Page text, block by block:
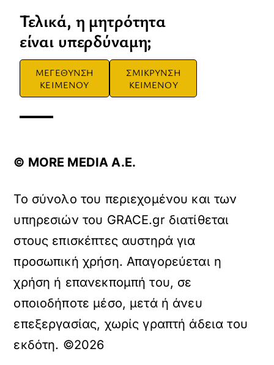
Τελικά, η μητρότητα
είναι υπερδύναμη;
ΜΕΓΕΘΥΝΣΗ
ΚΕΙΜΕΝΟΥ
ΣΜΙΚΡΥΝΣΗ
ΚΕΙΜΕΝΟΥ
© ΜORE MEDIA Α.Ε.
Το σύνολο του περιεχομένου και των
υπηρεσιών του GRACE.gr διατίθεται
στους επισκέπτες αυστηρά για
προσωπική χρήση. Απαγορεύεται η
χρήση ή επανεκπομπή του, σε
οποιοδήποτε μέσο, μετά ή άνευ
επεξεργασίας, χωρίς γραπτή άδεια του
εκδότη. ©2026